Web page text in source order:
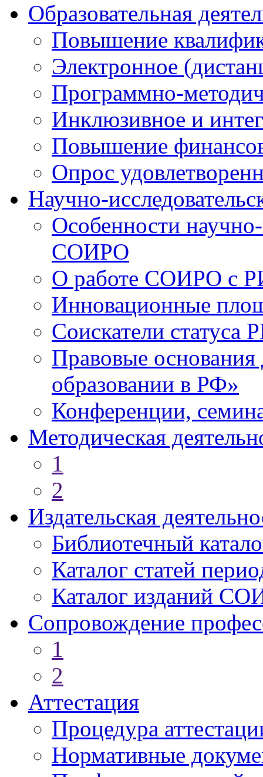
Образовательная
Повышение
Электронное
Программно-
Инклюзивное и
Повышение
Опрос
Научно-
Особенности
СОИРО
О работе СОИРО с
Инновационные
Соискатели статуса
Правовые
образовании в РФ»
Конференции,
Методическая
1
2
Издательская
Библиотечный
Каталог статей
Каталог изданий
Сопровождение
1
2
Аттестация
Процедура
Нормативные